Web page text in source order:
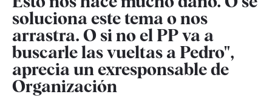
soluciona este tema o nos
arrastra. O si no el PP va a
buscarle las vueltas a Pedro",
aprecia un exresponsable de
Organización